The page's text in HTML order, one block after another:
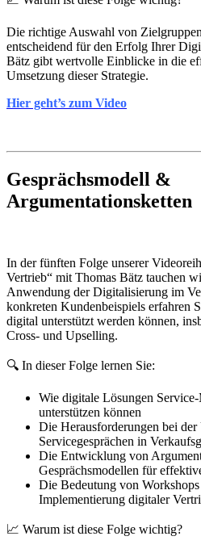
Die richtige Auswahl von
entscheidend für den Erfolg Ihrer
Bätz gibt wertvolle Einblicke in die
Umsetzung dieser Strategie.
Hier geht’s zum Video
Gesprächsmodell &
Argumentationsketten
In der fünften Folge unserer
Vertrieb“ mit Thomas Bätz tauchen
Anwendung der Digitalisierung im
konkreten Kundenbeispiels erfahren
digital unterstützt werden können,
Cross- und Upselling.
🔍 In dieser Folge lernen Sie:
Wie digitale Lösungen
unterstützen können
Die Herausforderungen bei
Servicegesprächen in
Die Entwicklung von
Gesprächsmodellen für
Die Bedeutung von
Implementierung digitaler
📈 Warum ist diese Folge wichtig?